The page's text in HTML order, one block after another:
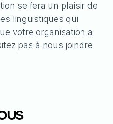
se fera un plaisir de
linguistiques qui
votre organisation a
pas à nous joindre